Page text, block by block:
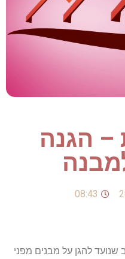
– הגנה
08:43
שנועד להגן על מבנים מפני